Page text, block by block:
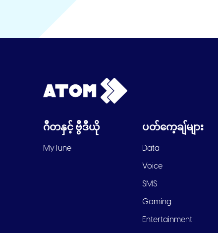
ဂီတနှင့် ဗွီဒီယို
MyTune
ပတ်ကေ့ချ်များ
Data
Voice
SMS
Gaming
Entertainment